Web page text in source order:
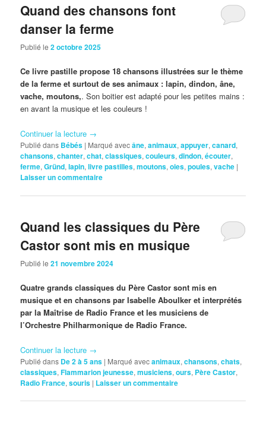
Quand des chansons font
danser la ferme
Publié le2 octobre 2025
Ce livre pastille propose 18 chansons illustrées sur le thème
de la ferme et surtout de ses animaux : lapin, dindon,âne,
vache, moutons,. Son boitier est adapté pour les petites mains :
en avant la musique et les couleurs !
Continuer la lecture →
Publié dans Bébés | Marqué avecâne,animaux,appuyer,canard,
chansons,chanter,chat,classiques,couleurs,dindon,écouter,
ferme,Gründ,lapin,livre pastilles,moutons,oies,poules,vache |
Laisser un commentaire
Quand les classiques du Père
Castor sont mis en musique
Publié le21 novembre 2024
Quatre grands classiques du Père Castor sont mis en
musique et en chansons par Isabelle Aboulker et interprétés
par la Maîtrise de Radio France et les musiciens de
l’Orchestre Philharmonique de Radio France.
Continuer la lecture →
Publié dans De 2 à 5 ans | Marqué avecanimaux,chansons,chats,
classiques,Flammarion jeunesse,musiciens,ours, Père Castor,
Radio France,souris | Laisser un commentaire